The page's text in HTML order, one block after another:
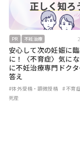
PR 不妊治療
安心して次の妊娠に
に！〈不育症〉気に
に不妊治療専門ドク
答え
#体外受精・顕微授精 #不育
死産